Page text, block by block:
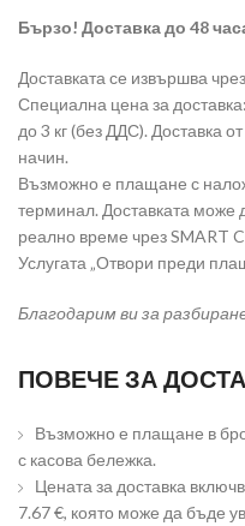
Бързо! Доставка до 48
Доставката се извършва
Специална цена за
до 3 кг (без ДДС). Доставка
начин.
Възможно е плащане с
терминал. Доставката може
реално време чрез SMART
Услугата „Отвори преди
Благодарим ви за
ПОВЕЧЕ ЗА
Възможно е плащане в
с касова бележка.
Цената за доставка
7.67 €, която може да бъде